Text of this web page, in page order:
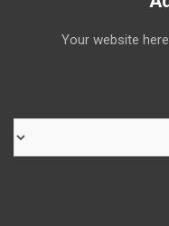
Your website here